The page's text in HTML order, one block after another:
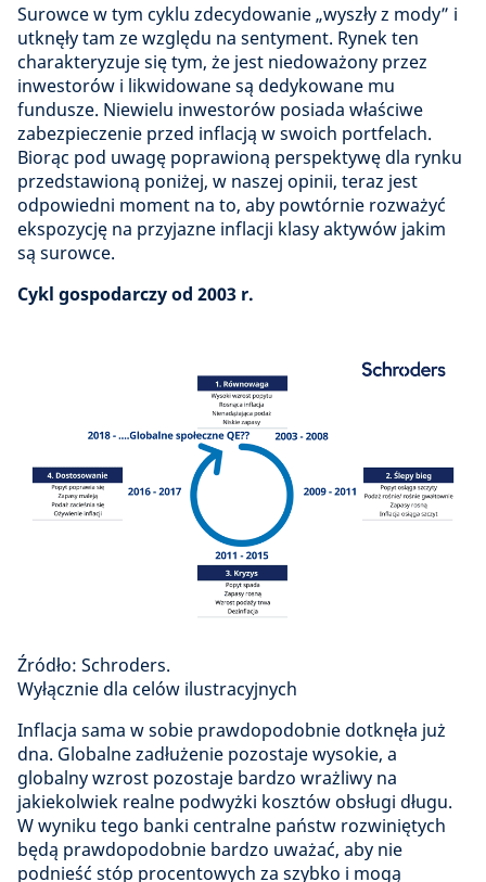
Surowce w tym cyklu zdecydowanie „wyszły z mody” i
utknęły tam ze względu na sentyment. Rynek ten
charakteryzuje się tym, że jest niedoważony przez
inwestorów i likwidowane są dedykowane mu
fundusze. Niewielu inwestorów posiada właściwe
zabezpieczenie przed inflacją w swoich portfelach.
Biorąc pod uwagę poprawioną perspektywę dla rynku
przedstawioną poniżej, w naszej opinii, teraz jest
odpowiedni moment na to, aby powtórnie rozważyć
ekspozycję na przyjazne inflacji klasy aktywów jakim
są surowce.
Cykl gospodarczy od 2003 r.
Źródło: Schroders.
Wyłącznie dla celów ilustracyjnych
Inflacja sama w sobie prawdopodobnie dotknęła już
dna. Globalne zadłużenie pozostaje wysokie, a
globalny wzrost pozostaje bardzo wrażliwy na
jakiekolwiek realne podwyżki kosztów obsługi długu.
W wyniku tego banki centralne państw rozwiniętych
będą prawdopodobnie bardzo uważać, aby nie
podnieść stóp procentowych za szybko i mogą